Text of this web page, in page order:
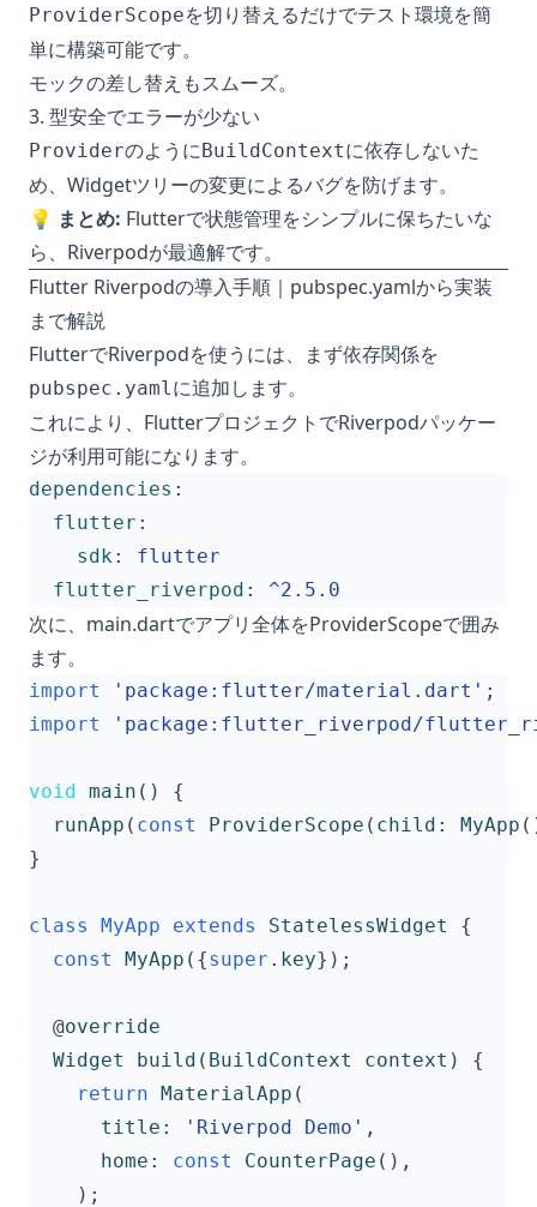
ProviderScopeを切り替えるだけでテスト環境を簡
単に構築可能です。
モックの差し替えもスムーズ。
3. 型安全でエラーが少ない
ProviderのようにBuildContextに依存しないた
め、Widgetツリーの変更によるバグを防げます。
💡 まとめ: Flutterで状態管理をシンプルに保ちたいな
ら、Riverpodが最適解です。
Flutter Riverpodの導入手順｜pubspec.yamlから実装
まで解説
FlutterでRiverpodを使うには、まず依存関係を
pubspec.yamlに追加します。
これにより、FlutterプロジェクトでRiverpodパッケー
ジが利用可能になります。
dependencies :
flutter :
sdk:
flutter
flutter_riverpod : ^2.5.0
次に、main.dartでアプリ全体をProviderScopeで囲み
ます。
import 'package:flutter/material.dart' ;
import
'package:flutter_riverpod/
void main ()
{
runApp ( const ProviderScope ( child: MyApp
}
class MyApp extends StatelessWidget
{
const
MyApp ({super . key});
@override
Widget
build ( BuildContext context )
{
return MaterialApp (
title:
'Riverpod Demo' ,
home:
const CounterPage (),
);